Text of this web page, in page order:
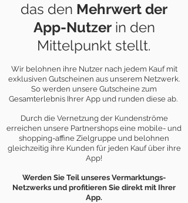
das den Mehrwert der
App-Nutzerin den
Mittelpunkt stellt.
Wir belohnen ihre Nutzer nach jedem Kauf mit
exklusiven Gutscheinen aus unserem Netzwerk.
So werden unsere Gutscheine zum
Gesamterlebnis Ihrer App und runden diese ab.
Durch die Vernetzung der Kundenströme
erreichen unsere Partnershops eine mobile- und
shopping-affine Zielgruppe und belohnen
gleichzeitig ihre Kunden für jeden Kauf über ihre
App!
Werden Sie Teil unseres Vermarktungs-
Netzwerks und profitieren Sie direkt mit Ihrer
App.